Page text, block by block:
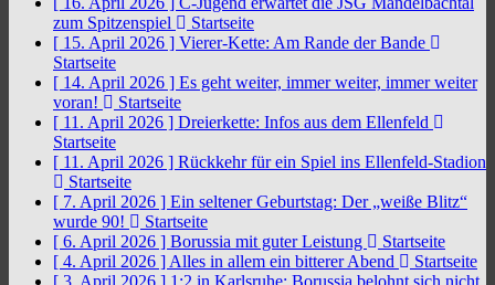
zum Spitzenspiel
Startseite
[ 15. April 2026 ] Vierer-Kette: Am Rande der Bande
Startseite
[ 14. April 2026 ] Es geht weiter, immer weiter, immer weiter
voran!
Startseite
[ 11. April 2026 ] Dreierkette: Infos aus dem Ellenfeld
Startseite
[ 11. April 2026 ] Rückkehr für ein Spiel ins Ellenfeld-Stadion
Startseite
[ 7. April 2026 ] Ein seltener Geburtstag: Der „weiße Blitz“
wurde 90!
Startseite
[ 6. April 2026 ] Borussia mit guter Leistung
Startseite
[ 4. April 2026 ] Alles in allem ein bitterer Abend
Startseite
[ 3. April 2026 ] 1:2 in Karlsruhe: Borussia belohnt sich nicht